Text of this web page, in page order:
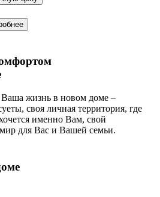
Ваша жизнь в новом доме –
своя личная территория, где
именно Вам, свой
для Вас и Вашей семьи.